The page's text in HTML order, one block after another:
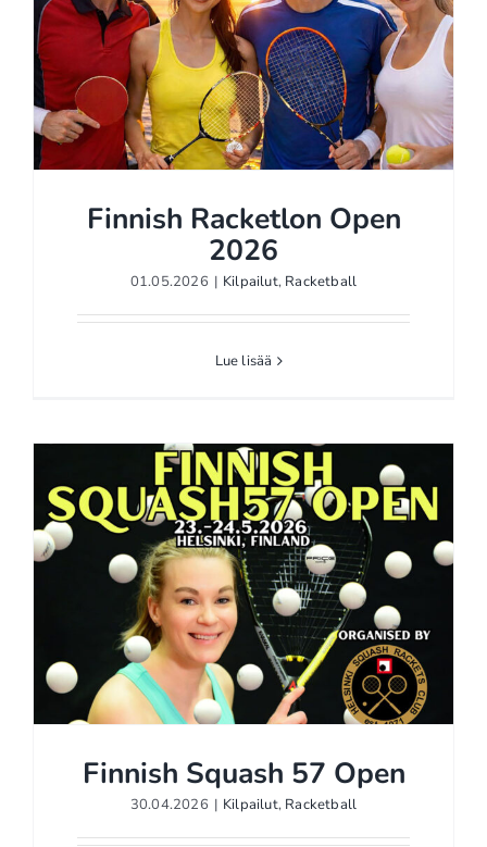
Finnish Racketlon Open
2026
Finnish Racketlon Open
2026
01.05.2026 | Kilpailut, Racketball
Lue lisää
Finnish Squash 57 Open
30.04.2026 | Kilpailut, Racketball